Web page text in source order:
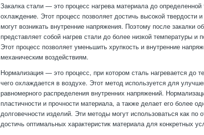
Закалка стали — это процесс нагрева материала до
охлаждение. Этот процесс позволяет достичь высокой твердости
могут возникать внутренние напряжения. Поэтому после закалки
представляет собой нагрев стали до более низкой температуры
Этот процесс позволяет уменьшить хрупкость и внутренние
механическим воздействиям.
Нормализация — это процесс, при котором сталь нагревается до
чего охлаждается в воздухе. Этот метод используется для
равномерного распределения внутренних напряжений.
пластичности и прочности материала, а также делает его более
долговечности изделий. Эти методы могут использоваться как по
достичь оптимальных характеристик материала для конкретных